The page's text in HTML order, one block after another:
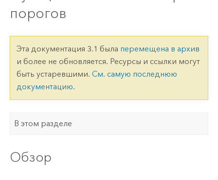
порогов
Эта документация 3.1 была перемещена в архив
и более не обновляется. Ресурсы и ссылки могут
быть устаревшими. См. самую последнюю
документацию.
В этом разделе
Обзор